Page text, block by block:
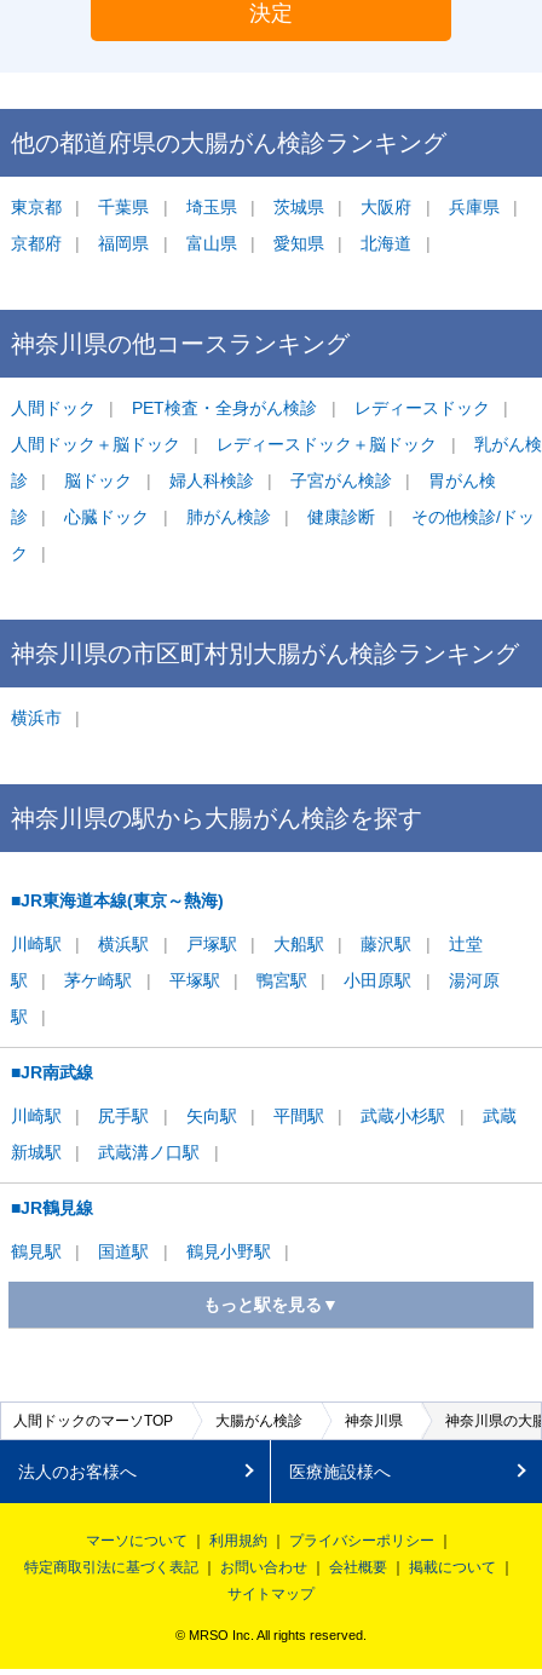
決定
他の都道府県の大腸がん検診ランキング
東京都 千葉県 埼玉県 茨城県 大阪府
兵庫県
京都府
福岡県 富山県 愛知県 北海道
神奈川県の他コースランキング
人間ドック PET検査・全身がん検診
レディースドック
人間ドック＋脳ドック
レディースドック＋脳ドック
乳がん検
診
脳ドック 婦人科検診 子宮がん検診
胃がん検
診
心臓ドック 肺がん検診 健康診断
その他検診/ドッ
ク
神奈川県の市区町村別 大腸がん検診ランキング
横浜市
神奈川県の駅から大腸がん検診を探す
■JR東海道本線(東京～熱海)
川崎駅 横浜駅 戸塚駅 大船駅 藤沢駅
辻堂
駅
茅ケ崎駅 平塚駅 鴨宮駅 小田原駅
湯河原
駅
■JR南武線
川崎駅 尻手駅 矢向駅 平間駅 武蔵小杉駅
武蔵
新城駅 武蔵溝ノ口駅
■JR鶴見線
鶴見駅 国道駅 鶴見小野駅
もっと駅を見る▼
東神奈川駅 菊名駅 新横浜駅 中山駅 十日市場駅
橋
横浜駅 大船駅 桜木町駅 関内 駅 根岸 駅
本郷台
■JR横須賀線
人間ドックのマーソTOP 大腸がん検診 神奈川県 神奈川県の大
法人のお客様へ 医療施設様へ
マーソについて 利用規約
プライバシーポリシー
特定商取引法に基づく表記
お問い合わせ 会社概要
掲載について
サイトマップ
© MRSO Inc. All rights reserved.